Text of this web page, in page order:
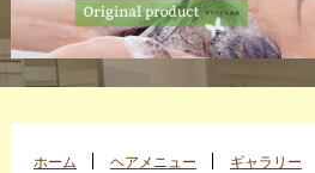
ホーム ヘアメニュー ギャラリー